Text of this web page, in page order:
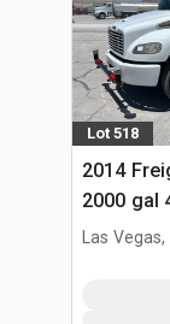
Lot 518
2014
2000 gal
Las Vegas,